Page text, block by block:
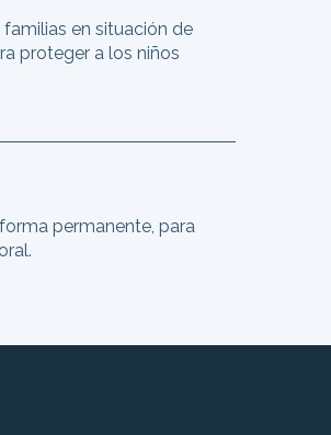
en situación de
proteger a los niños
permanente, para